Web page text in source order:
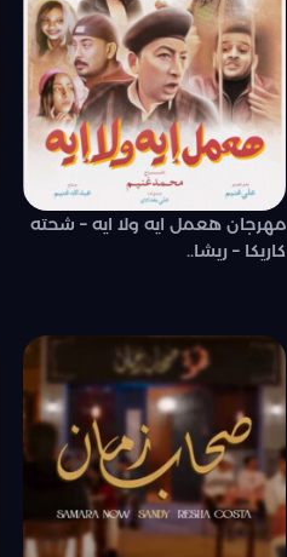
مهرجان هعمل ايه ولا ايه – شحته
كاريكا – ريشا..